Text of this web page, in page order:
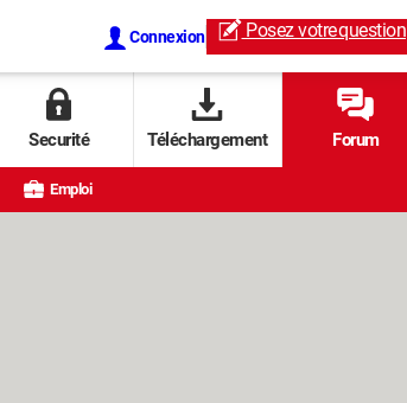
Connexion Posez votrequestion
Securité Téléchargement Forum
Emploi